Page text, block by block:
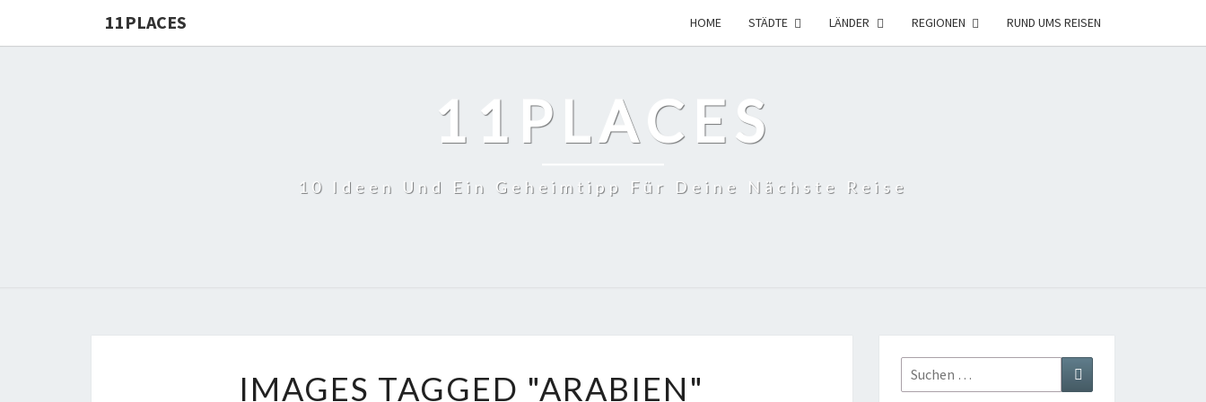
11PLACES HOME STÄDTE LÄNDER REGIONEN RUND UMS REISEN
11PLACES
10 Ideen Und Ein Geheimtipp Für Deine Nächste Reise
IMAGES TAGGED "ARABIEN"